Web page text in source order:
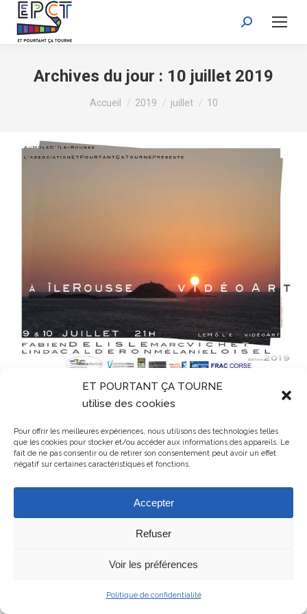
ET POURTANT ÇA TOURNE
utilise des cookies
Pour offrir les meilleures expériences, nous utilisons des technologies telles
que les cookies pour stocker et/ou accéder aux informations des appareils. Le
fait de ne pas consentir ou de retirer son consentement peut avoir un effet
négatif sur certaines caractéristiques et fonctions.
Accepter
Refuser
Voir les préférences
Politique de confidentialité
Recherche
Archives du jour : 10 juillet 2019
Vous êtes ici :
Accueil 2019 juillet 10
Mentions légales
Haute-Corse